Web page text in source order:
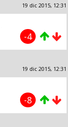
19 dic 2015, 12:31
-4
19 dic 2015, 12:31
-8